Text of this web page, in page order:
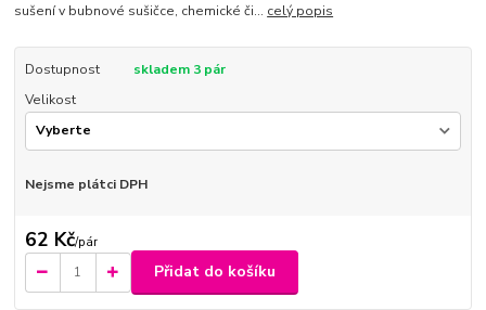
sušení v bubnové sušičce, chemické či... celý popis
Dostupnost
skladem 3 pár
Velikost
Nejsme plátci DPH
62 Kč/pár
Přidat do košíku